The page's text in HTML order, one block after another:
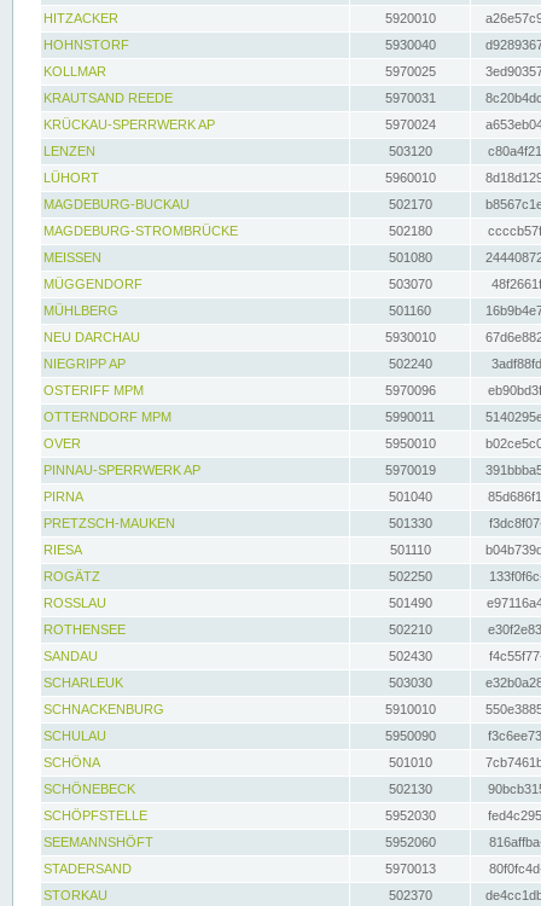
HITZACKER
5920010
HOHNSTORF
5930040
KOLLMAR
5970025
KRAUTSAND REEDE
5970031
KRÜCKAU-SPERRWERK AP
5970024
LENZEN
503120
LÜHORT
5960010
MAGDEBURG-BUCKAU
502170
MAGDEBURG-STROMBRÜCKE
502180
MEISSEN
501080
MÜGGENDORF
503070
MÜHLBERG
501160
NEU DARCHAU
5930010
NIEGRIPP AP
502240
OSTERIFF MPM
5970096
OTTERNDORF MPM
5990011
OVER
5950010
PINNAU-SPERRWERK AP
5970019
PIRNA
501040
PRETZSCH-MAUKEN
501330
RIESA
501110
ROGÄTZ
502250
ROSSLAU
501490
ROTHENSEE
502210
SANDAU
502430
SCHARLEUK
503030
SCHNACKENBURG
5910010
SCHULAU
5950090
SCHÖNA
501010
SCHÖNEBECK
502130
SCHÖPFSTELLE
5952030
SEEMANNSHÖFT
5952060
STADERSAND
5970013
STORKAU
502370